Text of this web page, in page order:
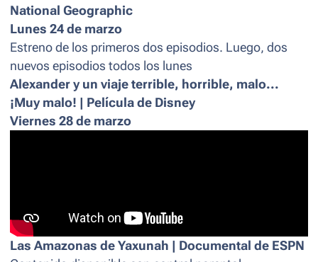
National Geographic
Lunes 24 de marzo
Estreno de los primeros dos episodios. Luego, dos
nuevos episodios todos los lunes
Alexander y un viaje terrible, horrible, malo...
¡Muy malo! | Película de Disney
Viernes 28 de marzo
Las Amazonas de Yaxunah | Documental de ESPN